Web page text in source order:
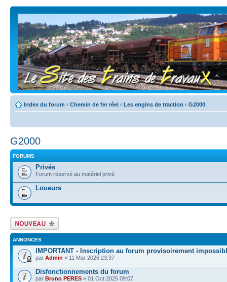
Index du forum ‹ Chemin de fer réel ‹ Les engins de traction ‹ G2000
G2000
FORUMS
Privés
Forum réservé au matériel privé
Loueurs
Écrire un nouveau
sujet
ANNONCES
IMPORTANT - Inscription au forum provisoirement
par Admin » 11 Mar 2026 23:37
Disfonctionnements du forum
par Bruno PERES » 01 Oct 2025 09:07